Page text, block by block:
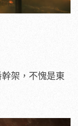
架，不愧是東